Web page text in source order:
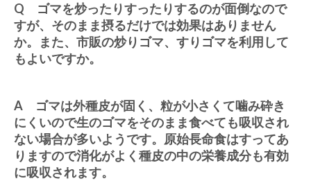
Q ゴマを炒ったりすったりするのが面倒なので
すが、そのまま摂るだけでは効果はありません
か。また、市販の炒りゴマ、すりゴマを利用して
もよいですか。
A ゴマは外種皮が固く、粒が小さくて噛み砕き
にくいので生のゴマをそのまま食べても吸収され
ない場合が多いようです。原始長命食はすってあ
りますので消化がよく種皮の中の栄養成分も有効
に吸収されます。